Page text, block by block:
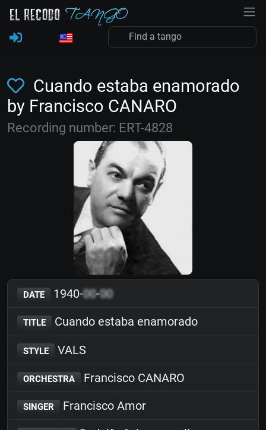
Cuando estaba enamorado
by Francisco CANARO
Recording number: ERT-4828
DATE 1940-00-00
TITLE Cuando estaba enamorado
STYLE VALS
ORCHESTRA Francisco CANARO
SINGER Francisco Amor